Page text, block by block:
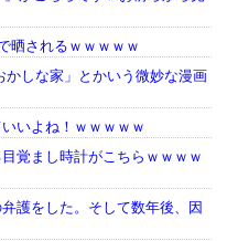
晒されるｗｗｗｗｗ
かしな家」とかいう微妙な漫画
いよね！ｗｗｗｗｗ
覚まし時計がこちらｗｗｗｗ
護をした。そして数年後、因